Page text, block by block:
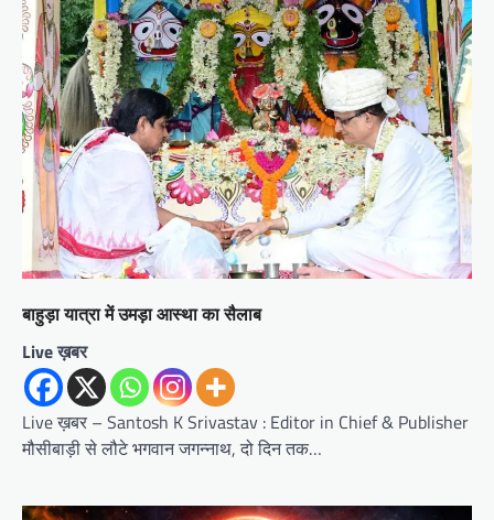
बाहुड़ा यात्रा में उमड़ा आस्था का सैलाब
Live ख़बर
Live ख़बर – Santosh K Srivastav : Editor in Chief & Publisher
मौसीबाड़ी से लौटे भगवान जगन्नाथ, दो दिन तक…